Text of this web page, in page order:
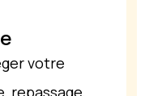
votre
repassage,